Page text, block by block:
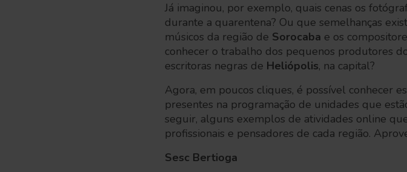
Já imaginou, por exemplo, quais cenas os
durante a quarentena? Ou que semelhanças
músicos da região de Sorocaba e os
conhecer o trabalho dos pequenos produtores
escritoras negras de Heliópolis, na capital?
Agora, em poucos cliques, é possível conhecer
presentes na programação de unidades que
seguir, alguns exemplos de atividades online
profissionais e pensadores de cada região.
Sesc Bertioga